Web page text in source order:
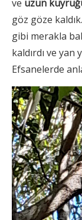
ve uzun
göz göze
gibi merakla
kaldırdı ve
Efsanelerde